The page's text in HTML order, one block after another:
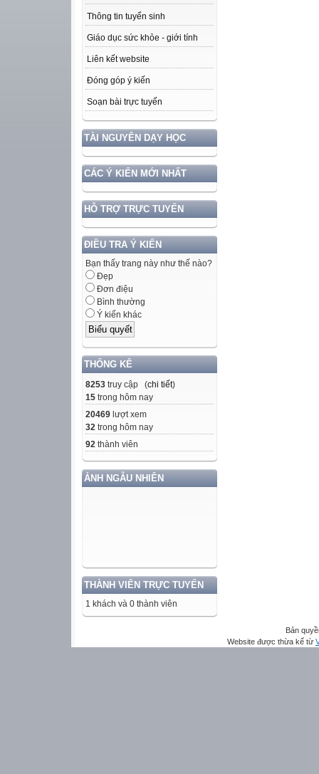
Thông tin tuyển sinh
Giáo dục sức khỏe - giới tính
Liên kết website
Đóng góp ý kiến
Soạn bài trực tuyến
TÀI NGUYÊN DẠY HỌC
CÁC Ý KIẾN MỚI NHẤT
HỖ TRỢ TRỰC TUYẾN
ĐIỀU TRA Ý KIẾN
Bạn thấy trang này như thế nào?
Đẹp
Đơn điệu
Bình thường
Ý kiến khác
THỐNG KÊ
8253 truy cập (chi tiết)
15 trong hôm nay
20469 lượt xem
32 trong hôm nay
92 thành viên
ẢNH NGẪU NHIÊN
THÀNH VIÊN TRỰC TUYẾN
1 khách và 0 thành viên
Bản
Website được thừa kế từ